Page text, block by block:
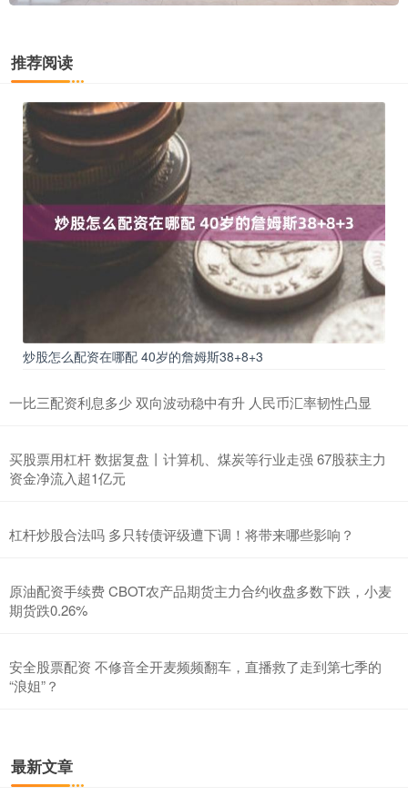
推荐阅读
炒股怎么配资在哪配 40岁的詹姆斯38+8+3
一比三配资利息多少 双向波动稳中有升 人民币汇率韧性凸显
买股票用杠杆 数据复盘丨计算机、煤炭等行业走强 67股获主力
资金净流入超1亿元
杠杆炒股合法吗 多只转债评级遭下调！将带来哪些影响？
原油配资手续费 CBOT农产品期货主力合约收盘多数下跌，小麦
期货跌0.26%
安全股票配资 不修音全开麦频频翻车，直播救了走到第七季的
“浪姐”？
最新文章